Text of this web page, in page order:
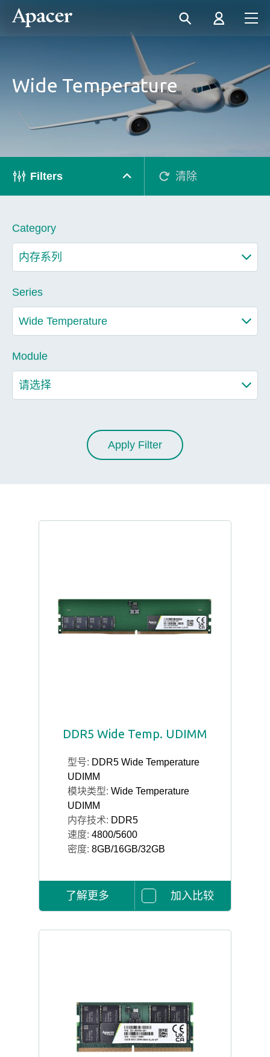
Wide Temperature
Filters 清除
Category
Series
Module
Apply Filter
DDR5 Wide Temp. UDIMM
型号: DDR5 Wide Temperature
UDIMM
模块类型: Wide Temperature
UDIMM
内存技术: DDR5
速度: 4800/5600
密度: 8GB/16GB/32GB
了解更多 加入比较